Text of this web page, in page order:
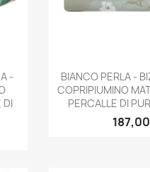
-
DI

BIANCO PERLA -
COPRIPIUMINO
PERCALLE DI